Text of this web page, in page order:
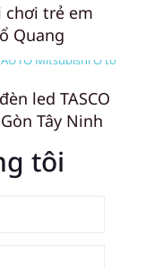
chơi trẻ em
Quang
led TASCO
Tây Ninh
tôi